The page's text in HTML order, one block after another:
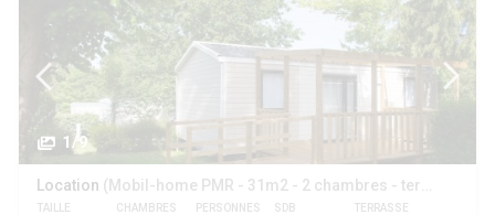
1/9
Location (Mobil-home PMR - 31m2 - 2 chambres - terrasse couverte - (mobil-home adapté aux Personnes à Mobilité Réduite) -)
TAILLE CHAMBRES PERSONNES SDB TERRASSE